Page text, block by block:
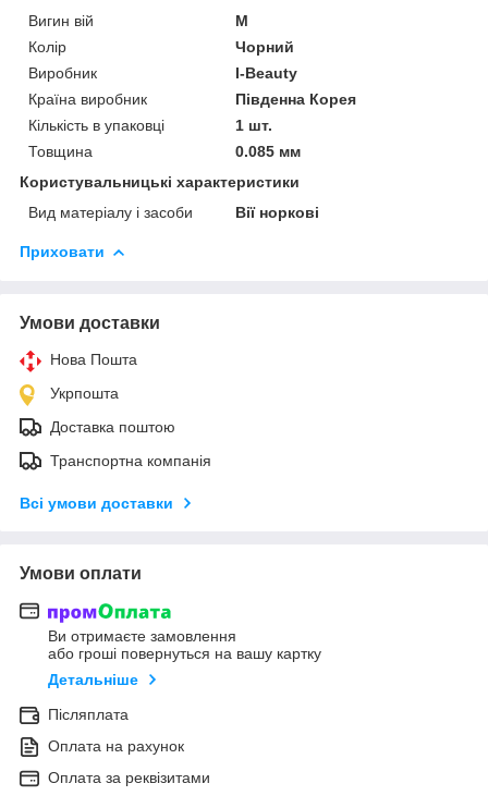
Вигин вій
М
Колір
Чорний
Виробник
I-Beauty
Країна виробник
Південна Корея
Кількість в упаковці
1 шт.
Товщина
0.085 мм
Користувальницькі характеристики
Вид матеріалу і засоби
Вії норкові
Приховати
Умови доставки
Нова Пошта
Укрпошта
Доставка поштою
Транспортна компанія
Всі умови доставки
Умови оплати
Ви отримаєте замовлення
або гроші повернуться на вашу картку
Детальніше
Післяплата
Оплата на рахунок
Оплата за реквізитами